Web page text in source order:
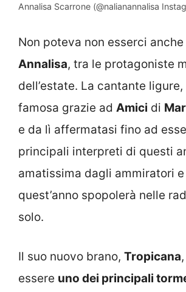
Annalisa Scarrone (@nalianannalisa
Non poteva non esserci anche
Annalisa, tra le protagoniste
dell’estate. La cantante
famosa grazie ad Amici di
e da lì affermatasi fino ad
principali interpreti di questi
amatissima dagli ammiratori
quest’anno spopolerà nelle
solo.
Il suo nuovo brano, Tropicana
essere uno dei principali